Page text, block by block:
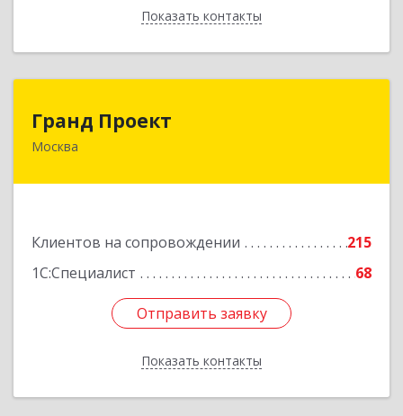
Показать контакты
Назад
Гранд Проект
Москва
Клиентов на сопровождении
215
1С:Специалист
68
Отправить заявку
Показать контакты
111033, Москва г, Золоторожский Вал ул, дом
Отправить заявку
Назад